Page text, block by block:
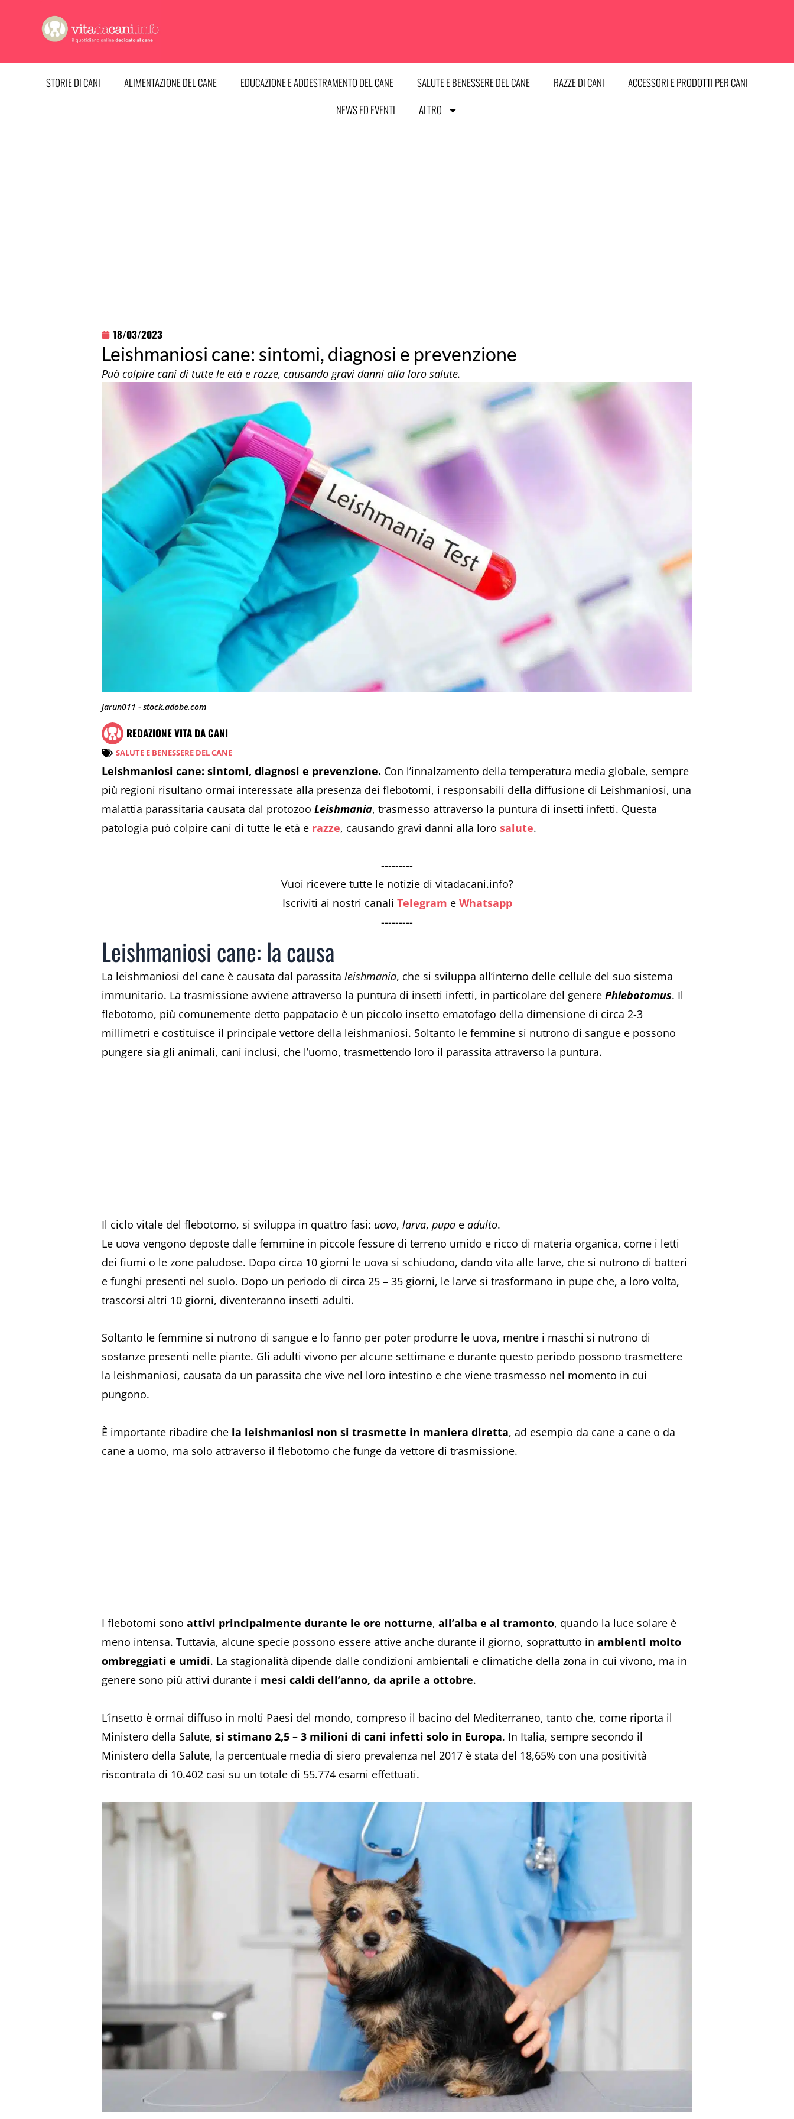
contenuto
STORIE DI CANI ALIMENTAZIONE DEL CANE EDUCAZIONE E ADDESTRAMENTO DEL CANE SALUTE E BENESSERE DEL CANE RAZZE DI CANI
ACCESSORI E PRODOTTI PER CANI
NEWS ED EVENTI
ALTRO
18/03/2023
Leishmaniosi cane: sintomi, diagnosi e prevenzione
Può colpire cani di tutte le età e razze, causando gravi danni alla loro salute.
jarun011 - stock.adobe.com
REDAZIONE VITA DA CANI
SALUTE E BENESSERE DEL CANE
Leishmaniosi cane: sintomi, diagnosi e prevenzione. Con l’innalzamento della temperatura media globale, sempre
più regioni risultano ormai interessate alla presenza dei flebotomi, i responsabili della diffusione di Leishmaniosi, una
malattia parassitaria causata dal protozoo Leishmania, trasmesso attraverso la puntura di insetti infetti. Questa
patologia può colpire cani di tutte le età e razze, causando gravi danni alla loro salute.
---------
Vuoi ricevere tutte le notizie di vitadacani.info?
Iscriviti ai nostri canali Telegram e Whatsapp
---------
Leishmaniosi cane: la causa
La leishmaniosi del cane è causata dal parassita leishmania, che si sviluppa all’interno delle cellule del suo sistema
immunitario. La trasmissione avviene attraverso la puntura di insetti infetti, in particolare del genere Phlebotomus. Il
flebotomo, più comunemente detto pappatacio è un piccolo insetto ematofago della dimensione di circa 2-3
millimetri e costituisce il principale vettore della leishmaniosi. Soltanto le femmine si nutrono di sangue e possono
pungere sia gli animali, cani inclusi, che l’uomo, trasmettendo loro il parassita attraverso la puntura.
Il ciclo vitale del flebotomo, si sviluppa in quattro fasi: uovo, larva, pupa e adulto.
Le uova vengono deposte dalle femmine in piccole fessure di terreno umido e ricco di materia organica, come i letti
dei fiumi o le zone paludose. Dopo circa 10 giorni le uova si schiudono, dando vita alle larve, che si nutrono di batteri
e funghi presenti nel suolo. Dopo un periodo di circa 25 – 35 giorni, le larve si trasformano in pupe che, a loro volta,
trascorsi altri 10 giorni, diventeranno insetti adulti.
Soltanto le femmine si nutrono di sangue e lo fanno per poter produrre le uova, mentre i maschi si nutrono di
sostanze presenti nelle piante. Gli adulti vivono per alcune settimane e durante questo periodo possono trasmettere
la leishmaniosi, causata da un parassita che vive nel loro intestino e che viene trasmesso nel momento in cui
pungono.
È importante ribadire che la leishmaniosi non si trasmette in maniera diretta, ad esempio da cane a cane o da
cane a uomo, ma solo attraverso il flebotomo che funge da vettore di trasmissione.
I flebotomi sono attivi principalmente durante le ore notturne, all’alba e al tramonto, quando la luce solare è
meno intensa. Tuttavia, alcune specie possono essere attive anche durante il giorno, soprattutto in ambienti molto
ombreggiati e umidi. La stagionalità dipende dalle condizioni ambientali e climatiche della zona in cui vivono, ma in
genere sono più attivi durante i mesi caldi dell’anno, da aprile a ottobre.
L’insetto è ormai diffuso in molti Paesi del mondo, compreso il bacino del Mediterraneo, tanto che, come riporta il
Ministero della Salute, si stimano 2,5 – 3 milioni di cani infetti solo in Europa. In Italia, sempre secondo il
Ministero della Salute, la percentuale media di siero prevalenza nel 2017 è stata del 18,65% con una positività
riscontrata di 10.402 casi su un totale di 55.774 esami effettuati.